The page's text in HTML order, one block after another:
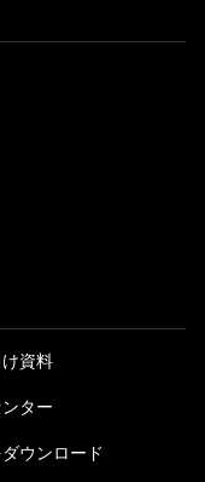
資料
ター
ウンロード